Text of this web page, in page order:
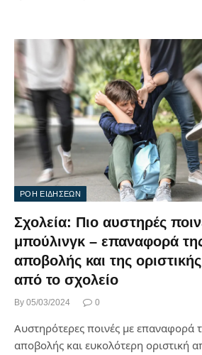
ΡΟΗ ΕΙΔΗΣΕΩΝ
Σχολεία: Πιο αυστηρές
μπούλινγκ – επαναφορά
αποβολής και της
από το σχολείο
By 05/03/2024 0
Αυστηρότερες ποινές με επαναφορά
αποβολής και ευκολότερη οριστική